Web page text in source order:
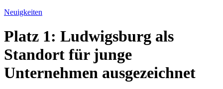
Neuigkeiten
Platz 1: Ludwigsburg als
Standort für junge
Unternehmen ausgezeichnet